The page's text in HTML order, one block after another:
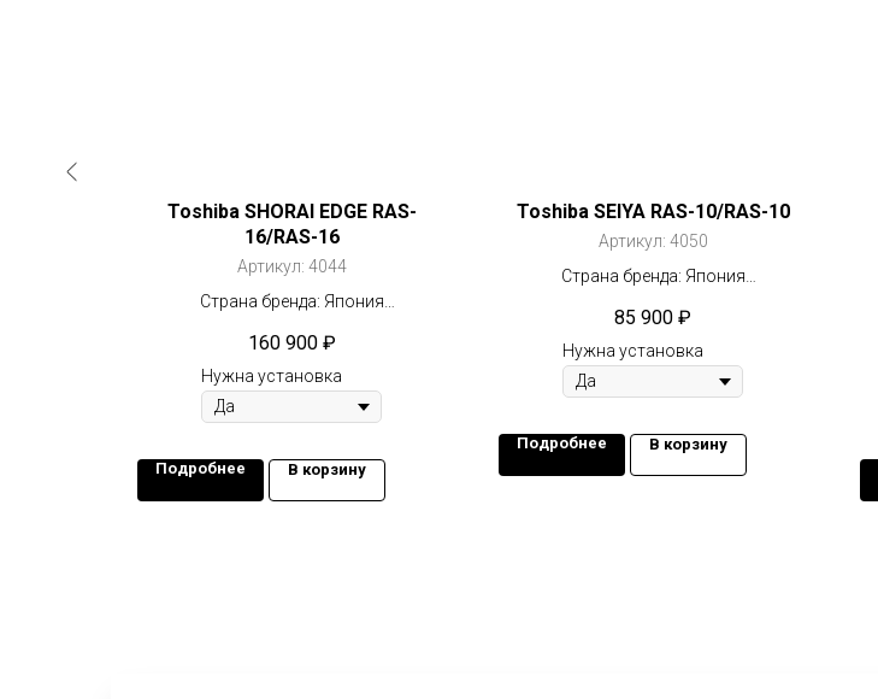
Toshiba SHORAI EDGE RAS-
16/RAS-16
Артикул: 4044
Страна бренда: Япония
Площадь: 50 м
160 900 ₽
Нужна установка
Подробнее В корзину
Toshiba SEIYA RAS-10/RAS-10
Артикул: 4050
Страна бренда: Япония
Площадь: 25 м
85 900 ₽
Нужна установка
Подробнее В корзину